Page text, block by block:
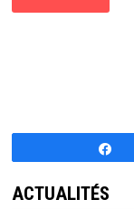
ACTUALITÉS